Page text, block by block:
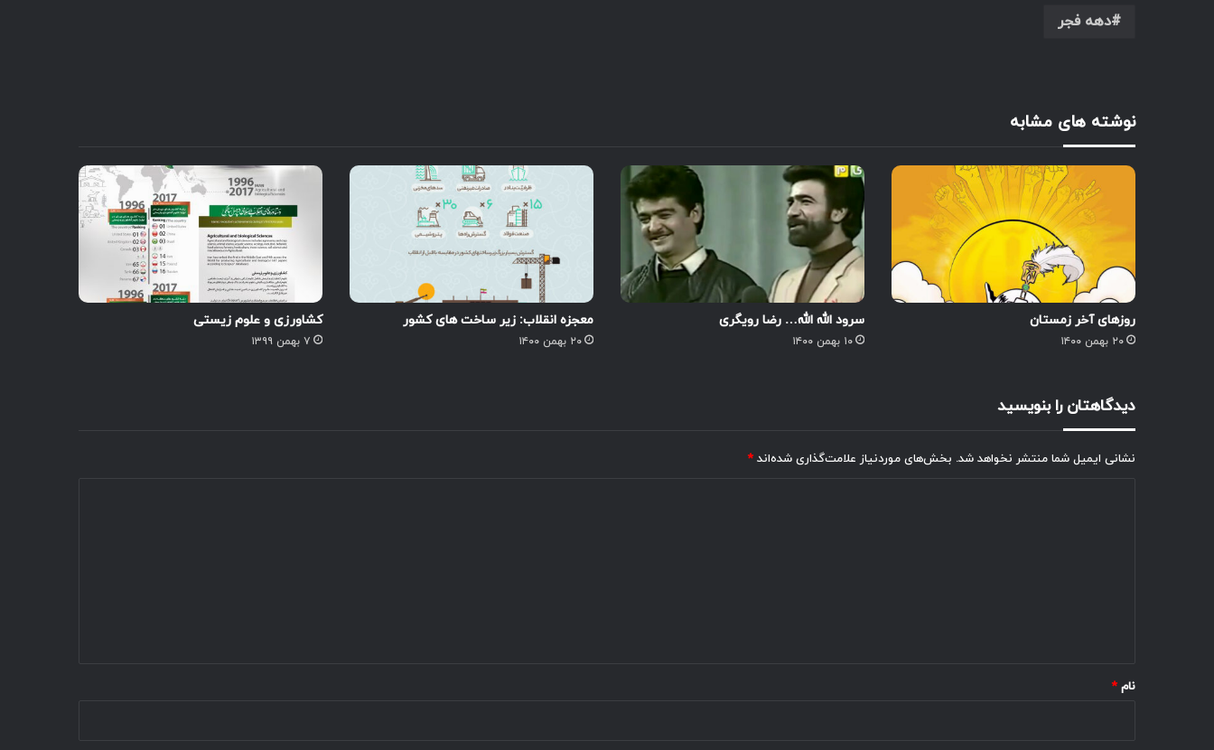
دهه فجر
نوشته های مشابه
روزهای آخر زمستان
۲۰ بهمن ۱۴۰۰
سرود الله الله… رضا رویگری
۱۰ بهمن ۱۴۰۰
معجزه انقلاب: زیر ساخت های کشور
۲۰ بهمن ۱۴۰۰
کشاورزی و علوم زیستی
۷ بهمن ۱۳۹۹
دیدگاهتان را بنویسید
نشانی ایمیل شما منتشر نخواهد شد. بخش‌های موردنیاز علامت‌گذاری شده‌اند *
نام *